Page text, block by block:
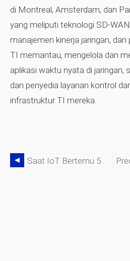
di Montreal, Amsterdam, dan
yang meliputi teknologi SD-
manajemen kinerja jaringan,
TI memantau, mengelola dan
aplikasi waktu nyata di jaringan,
dan penyedia layanan kontrol
infrastruktur TI mereka.